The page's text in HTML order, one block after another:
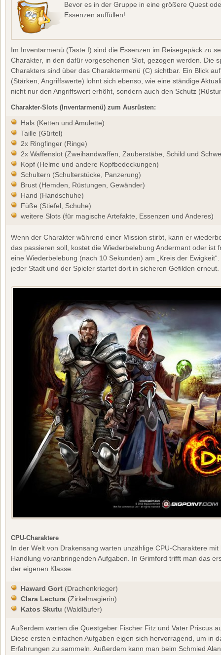
Bevor es in der Gruppe in eine größere Quest
Essenzen auffüllen!
Im Inventarmenü (Taste I) sind die Essenzen im Reisegepäck zu
Charakter, in den dafür vorgesehenen Slot, gezogen werden. Die
Charakters sind über das Charaktermenü (C) sichtbar. Ein Blick
(Stärken, Angriffswerte) lohnt sich ebenso, wie eine ständige
nicht nur den Angriffswert erhöht, sondern auch den Schutz
Charakter-Slots (Inventarmenü) zum Ausrüsten:
Hals (Ketten und Amulette)
Taille (Gürtel)
2x Ringfinger (Ringe)
2x Waffenslot (Zweihandwaffen, Zauberstäbe, Schild und
Kopf (Helme und andere Kopfbedeckungen)
Schultern (Schulterstücke, Panzerung)
Brust (Hemden, Rüstungen, Gewänder)
Hand (Handschuhe)
Füße (Stiefel, Schuhe)
weitere Slots (für magische Artefakte, Essenzen und Anderes)
Wenn der Charakter während einer Mission stirbt, kann er
das passieren soll, kostet die Wiederbelebung Andermant oder ist
eine Wiederbelebung (nach 10 Sekunden) am „Kreis der
jeder Stadt und der Spieler startet dort in sicheren Gefilden erneut.
CPU-Charaktere
In der Welt von Drakensang warten unzählige CPU-Charaktere
Handlung voranbringenden Aufgaben. In Grimford trifft man das
der eigenen Klasse.
Haward Gort (Drachenkrieger)
Clara Lectura (Zirkelmagierin)
Katos Skutu (Waldläufer)
Außerdem warten die Questgeber Fischer Fitz und Vater Priscus
Diese ersten einfachen Aufgaben eigen sich hervorragend, um in
Erfahrungen zu sammeln. Außerdem kann man beim Schmied